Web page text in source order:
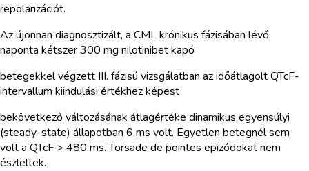
repolarizációt.
Az újonnan diagnosztizált, a CML krónikus fázisában lévő,
naponta kétszer 300 mg nilotinibet kapó
betegekkel végzett III. fázisú vizsgálatban az időátlagolt QTcF-
intervallum kiindulási értékhez képest
bekövetkező változásának átlagértéke dinamikus egyensúlyi
(steady-state) állapotban 6 ms volt. Egyetlen betegnél sem
volt a QTcF > 480 ms. Torsade de pointes epizódokat nem
észleltek.